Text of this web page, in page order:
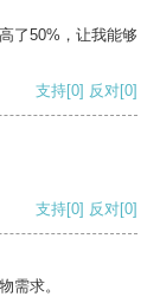
了50%，让我能够
支持[0] 反对[0]
支持[0] 反对[0]
需求。